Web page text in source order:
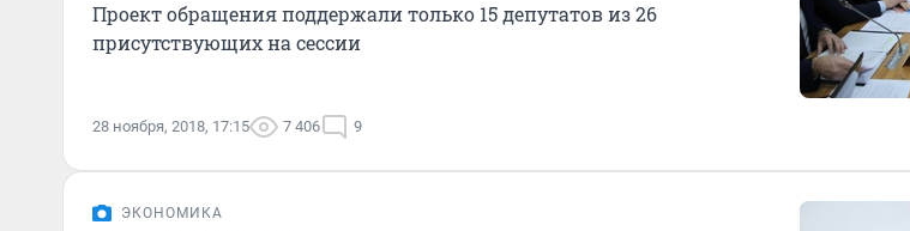
Проект обращения поддержали только 15 депутатов из 26
присутствующих на сессии
28 ноября, 2018, 17:15 7 406 9
ЭКОНОМИКА